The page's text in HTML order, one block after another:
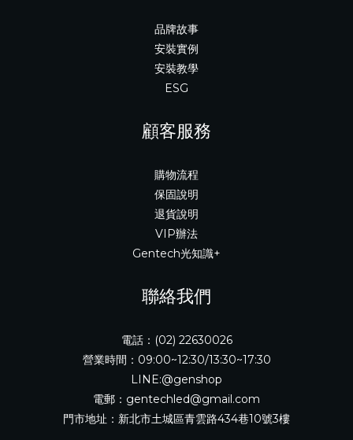
品牌故事
安裝實例
安裝教學
ESG
顧客服務
購物流程
保固說明
退貨說明
VIP辦法
Gentech光知識+
聯絡我們
電話：(02) 22630026
營業時間：09:00~12:30/13:30~17:30
LINE:@genshop
電郵：gentechled@gmail.com
門市地址：新北市土城區青雲路434巷10號3樓